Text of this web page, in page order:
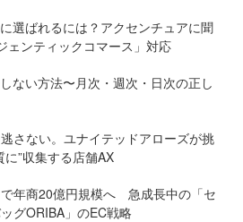
選ばれるには？アクセンチュアに聞
ェンティックコマース」対応
ない方法〜月次・週次・日次の正し
逃さない。ユナイテッドアローズが挑
”収集する店舗AX
年商20億円規模へ 急成長中の「セ
グORIBA」のEC戦略